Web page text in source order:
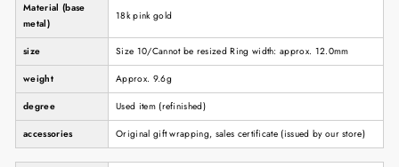
Material (base
metal)
18k pink gold
size Size 10/Cannot be resized Ring width: approx. 12.0mm
weight Approx. 9.6g
degree Used item (refinished)
accessories Original gift wrapping, sales certificate (issued by our store)